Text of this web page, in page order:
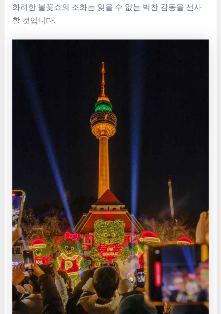
화려한 불꽃쇼의 조화는 잊을 수 없는 벅찬 감동을 선사
할 것입니다.